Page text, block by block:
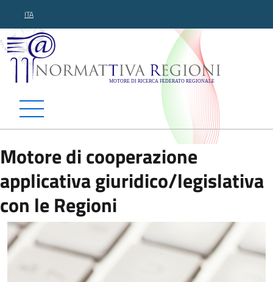
ITA
Normattiva Regioni -
Motore di cooperazione
applicativa giuridico/legislativa
con le Regioni